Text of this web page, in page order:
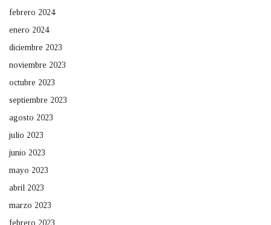
febrero 2024
enero 2024
diciembre 2023
noviembre 2023
octubre 2023
septiembre 2023
agosto 2023
julio 2023
junio 2023
mayo 2023
abril 2023
marzo 2023
febrero 2023